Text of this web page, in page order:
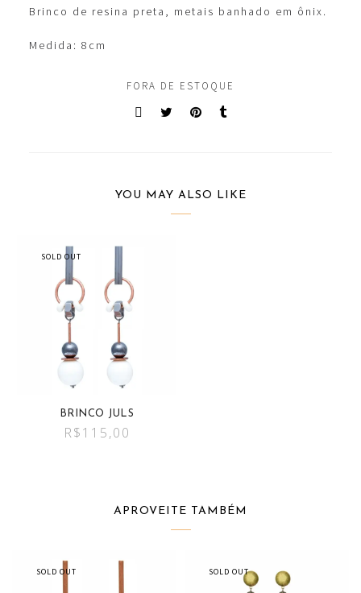
Brinco de resina preta, metais banhado em ônix.
Medida: 8cm
FORA DE ESTOQUE
YOU MAY ALSO LIKE
SOLD OUT
BRINCO JULS
R$115,00
APROVEITE TAMBÉM
SOLD OUT SOLD OUT